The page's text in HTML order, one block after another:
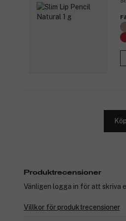
Produktrecensioner
Vänligen logga in för att skriva
Villkor för produktrecensioner